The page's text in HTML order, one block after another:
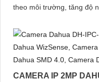
theo môi trường, tăng độ
CAMERA IP 2MP